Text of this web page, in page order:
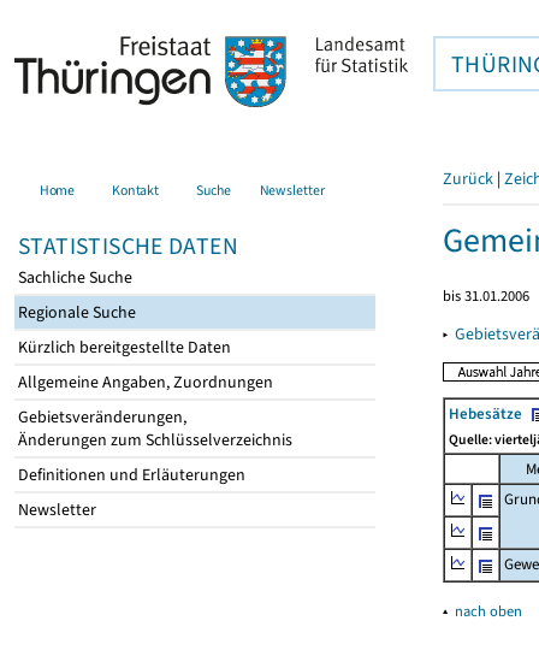
Home Kontakt Suche Newsletter
STATISTISCHE DATEN
Sachliche Suche
Regionale Suche
Kürzlich bereitgestellte Daten
Allgemeine Angaben, Zuordnungen
Gebietsveränderungen,
Änderungen zum Schlüsselverzeichnis
Definitionen und Erläuterungen
Newsletter
Zurück |
bis 31.01.2006
▸
Hebesätze
Quelle:
▴ nach oben